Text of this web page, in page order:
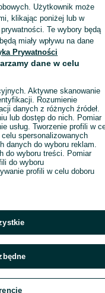
Wyświetlenia:
Użytkownik może
klikając poniżej lub w
Te wybory będą
miały wpływu na dane
Prywatności
dane w celu
Aktywne skanowanie
Rozumienie
danych z różnych źródeł.
lub dostęp do nich. Pomiar
usług. Tworzenie profili w
spersonalizowanych
danych do wyboru reklam.
do wyboru treści. Pomiar
do wyboru
profili w celu doboru